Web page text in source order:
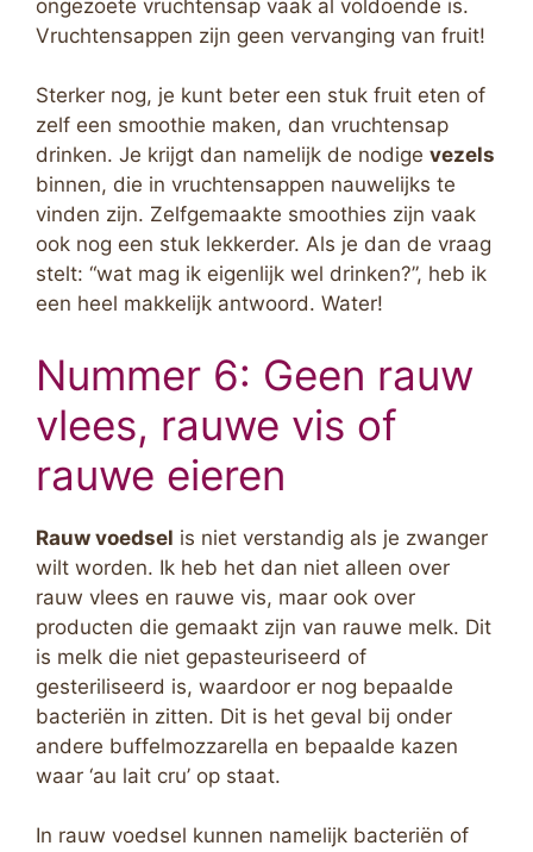
ongezoete vruchtensap vaak al voldoende is.
Vruchtensappen zijn geen vervanging van fruit!
Sterker nog, je kunt beter een stuk fruit eten of
zelf een smoothie maken, dan vruchtensap
drinken. Je krijgt dan namelijk de nodige vezels
binnen, die in vruchtensappen nauwelijks te
vinden zijn. Zelfgemaakte smoothies zijn vaak
ook nog een stuk lekkerder. Als je dan de vraag
stelt: “wat mag ik eigenlijk wel drinken?”, heb ik
een heel makkelijk antwoord. Water!
Nummer 6: Geen rauw
vlees, rauwe vis of
rauwe eieren
Rauw voedsel is niet verstandig als je zwanger
wilt worden. Ik heb het dan niet alleen over
rauw vlees en rauwe vis, maar ook over
producten die gemaakt zijn van rauwe melk. Dit
is melk die niet gepasteuriseerd of
gesteriliseerd is, waardoor er nog bepaalde
bacteriën in zitten. Dit is het geval bij onder
andere buffelmozzarella en bepaalde kazen
waar ‘au lait cru’ op staat.
In rauw voedsel kunnen namelijk bacteriën of